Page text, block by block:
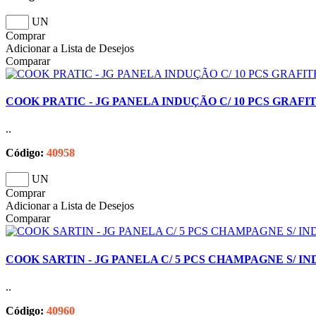
UN
Comprar
Adicionar a Lista de Desejos
Comparar
COOK PRATIC - JG PANELA INDUÇÃO C/ 10 PCS
..
Código: 40958
UN
Comprar
Adicionar a Lista de Desejos
Comparar
COOK SARTIN - JG PANELA C/ 5 PCS CHAMPAGNE S/
..
Código: 40960